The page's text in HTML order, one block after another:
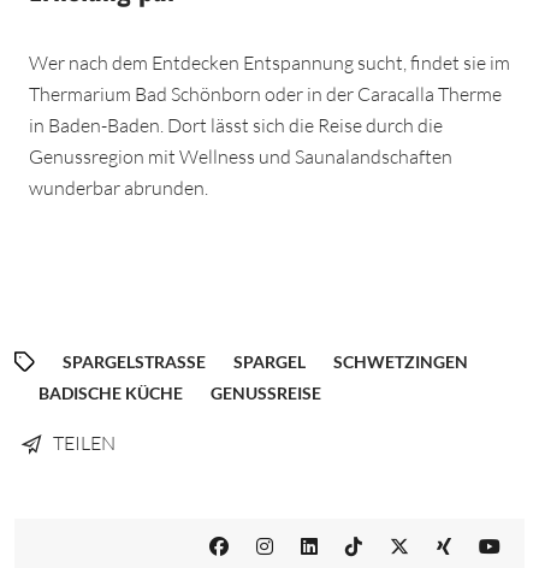
Wer nach dem Entdecken Entspannung sucht, findet sie im
Thermarium Bad Schönborn oder in der Caracalla Therme
in Baden-Baden. Dort lässt sich die Reise durch die
Genussregion mit Wellness und Saunalandschaften
wunderbar abrunden.
SPARGELSTRASSE SPARGEL
SCHWETZINGEN
BADISCHE KÜCHE
GENUSSREISE
TEILEN